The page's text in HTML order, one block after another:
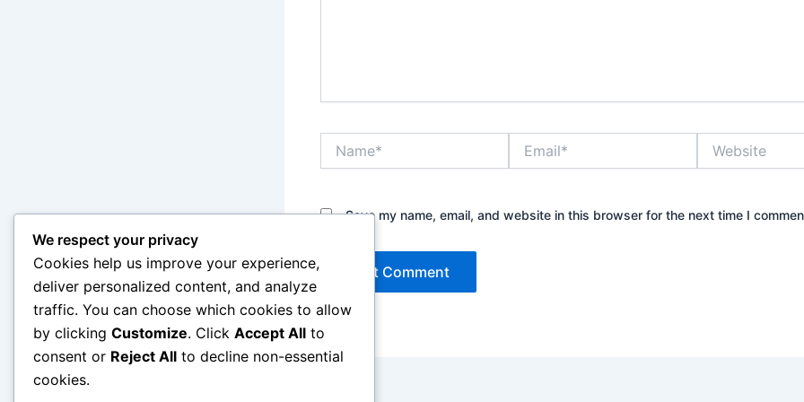
Save my name, email, and website in this browser for the next time I
We respect your privacy
Cookies help us improve your experience,
deliver personalized content, and analyze
traffic. You can choose which cookies to allow
by clicking Customize. Click Accept All to
consent or Reject All to decline non-essential
cookies.